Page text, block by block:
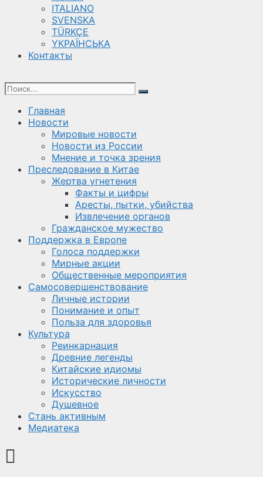
ITALIANO
SVENSKA
TÜRKÇE
YКРАЇНСЬКА
Контакты
Главная
Новости
Мировые новости
Новости из России
Мнение и точка зрения
Преследование в Китае
Жертва угнетения
Факты и цифры
Аресты, пытки, убийства
Извлечение органов
Гражданское мужество
Поддержка в Европе
Голоса поддержки
Мирные акции
Общественные мероприятия
Самосовершенствование
Личные истории
Понимание и опыт
Польза для здоровья
Культура
Реинкарнация
Древние легенды
Китайские идиомы
Исторические личности
Искусство
Душевное
Стань активным
Медиатека